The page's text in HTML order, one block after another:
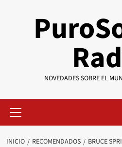
NOVEDADES SOBRE EL
primario
INICIO RECOMENDADOS
BRUCE